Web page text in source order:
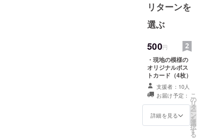
際開発高等
教育機構 国
際開発入門
多摩大学ル
ネッサンス
センター
40歳代CEO
養成講座修
了
2005年～
リターンを
選ぶ
500円
・現地の模様の
オリジナルポス
トカード（4枚）
支援者：10人
お届け予定：
詳細を見る
こ
の
リ
タ
ー
ン
を
選
択
す
る